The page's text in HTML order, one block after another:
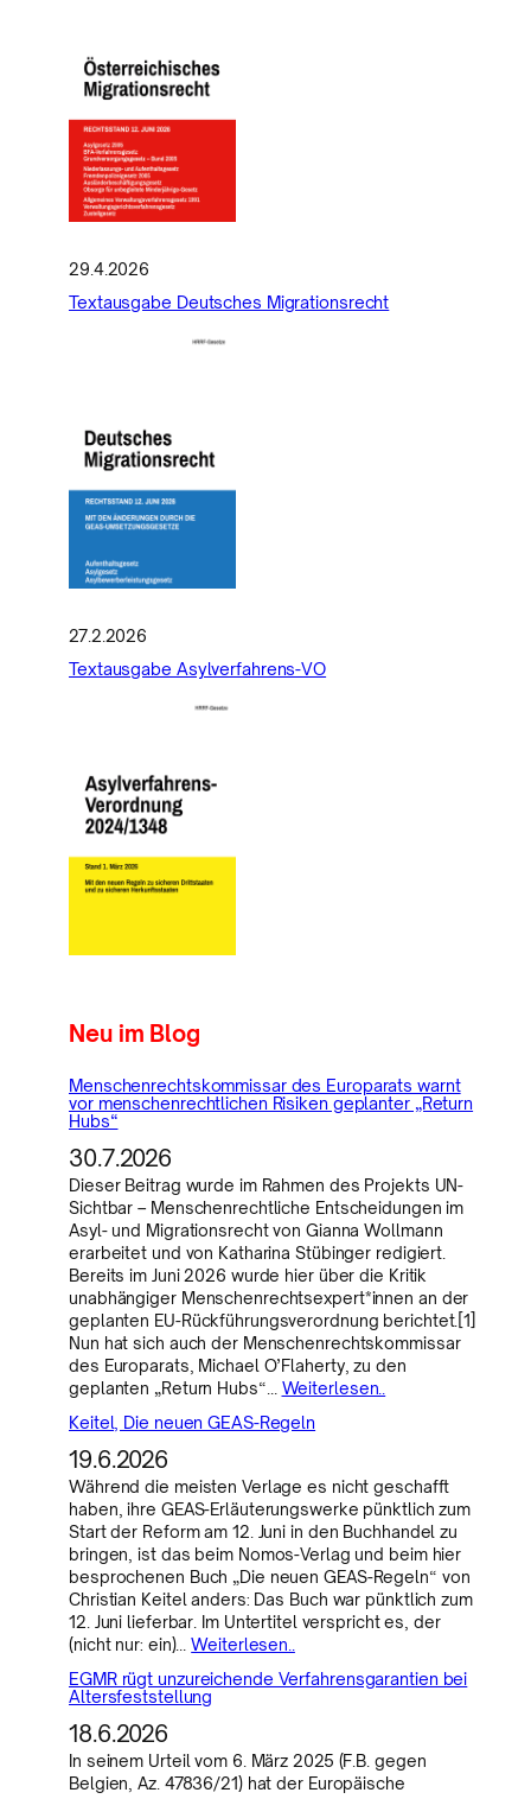
29.4.2026
Textausgabe Deutsches Migrationsrecht
27.2.2026
Textausgabe Asylverfahrens-VO
Neu im Blog
Menschenrechtskommissar des Europarats warnt
vor menschenrechtlichen Risiken geplanter „Return
Hubs“
30.7.2026
Dieser Beitrag wurde im Rahmen des Projekts UN-
Sichtbar – Menschenrechtliche Entscheidungen im
Asyl- und Migrationsrecht von Gianna Wollmann
erarbeitet und von Katharina Stübinger redigiert.
Bereits im Juni 2026 wurde hier über die Kritik
unabhängiger Menschenrechtsexpert*innen an der
geplanten EU-Rückführungsverordnung berichtet.[1]
Nun hat sich auch der Menschenrechtskommissar
des Europarats, Michael O’Flaherty, zu den
geplanten „Return Hubs“… Weiterlesen..
Keitel, Die neuen GEAS-Regeln
19.6.2026
Während die meisten Verlage es nicht geschafft
haben, ihre GEAS-Erläuterungswerke pünktlich zum
Start der Reform am 12. Juni in den Buchhandel zu
bringen, ist das beim Nomos-Verlag und beim hier
besprochenen Buch „Die neuen GEAS-Regeln“ von
Christian Keitel anders: Das Buch war pünktlich zum
12. Juni lieferbar. Im Untertitel verspricht es, der
(nicht nur: ein)…Weiterlesen..
EGMR rügt unzureichende Verfahrensgarantien bei
Altersfeststellung
18.6.2026
In seinem Urteil vom 6. März 2025 (F.B. gegen
Belgien, Az. 47836/21) hat der Europäische